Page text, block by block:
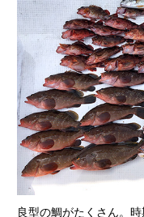
良型の鯛がたくさん。